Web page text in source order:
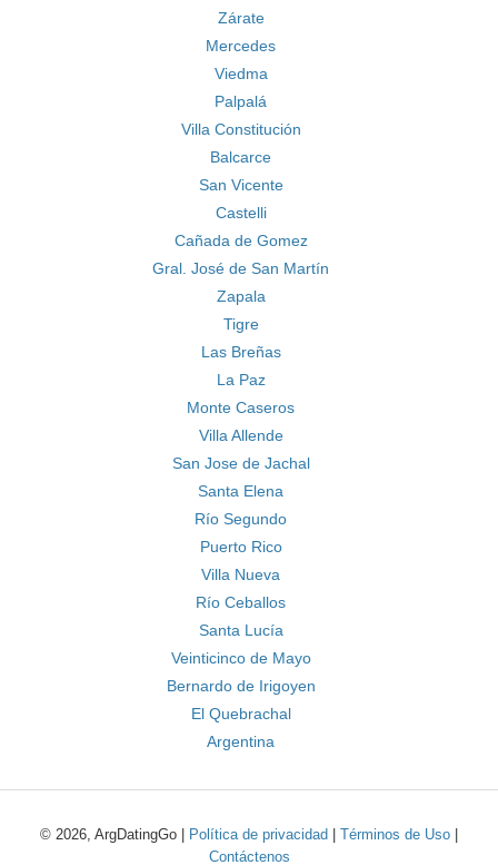
Zárate
Mercedes
Viedma
Palpalá
Villa Constitución
Balcarce
San Vicente
Castelli
Cañada de Gomez
Gral. José de San Martín
Zapala
Tigre
Las Breñas
La Paz
Monte Caseros
Villa Allende
San Jose de Jachal
Santa Elena
Río Segundo
Puerto Rico
Villa Nueva
Río Ceballos
Santa Lucía
Veinticinco de Mayo
Bernardo de Irigoyen
El Quebrachal
Argentina
© 2026, ArgDatingGo | Política de privacidad Términos de Uso
Contáctenos